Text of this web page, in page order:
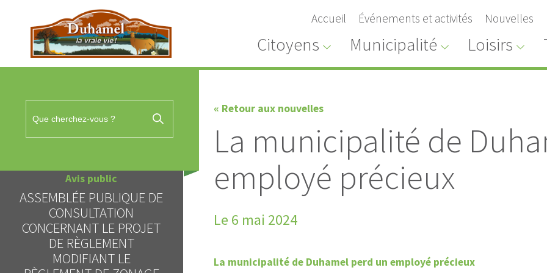
Accueil Événements et activités Nouvelles
Citoyens Municipalité Loisirs
Avis public
ASSEMBLÉE PUBLIQUE DE
CONSULTATION
CONCERNANT LE PROJET
DE RÈGLEMENT
MODIFIANT LE
DEMANDES DE
« Retour aux nouvelles
La municipalité de
employé précieux
Le 6 mai 2024
La municipalité de Duhamel perd un employé précieux